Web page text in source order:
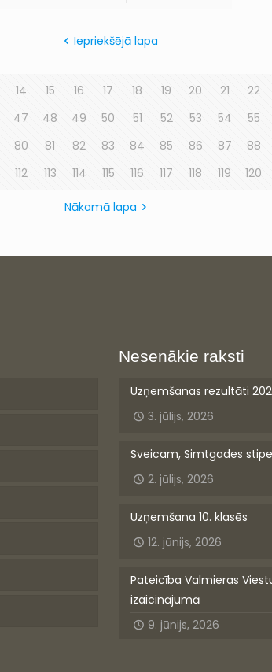
Iepriekšējā lapa
14 15 16 17 18 19 20 21 22
47 48 49 50 51 52 53 54 55
80 81 82 83 84 85 86 87 88
112 113 114 115 116 117 118 119 120
Nākamā lapa
Nesenākie raksti
Uzņemšanas rezultāti
3. jūlijs, 2026
Sveicam, Simtgades
2. jūlijs, 2026
Uzņemšana 10. klasēs
12. jūnijs, 2026
Pateicība Valmieras
izaicinājumā
9. jūnijs, 2026